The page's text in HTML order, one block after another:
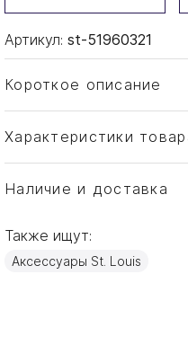
Артикул: st-51960321
Короткое описание
Характеристики
Тип товара
Бренд
Страна производителя
Материал
Наличие и доставка
Также ищут:
Аксессуары St. Louis